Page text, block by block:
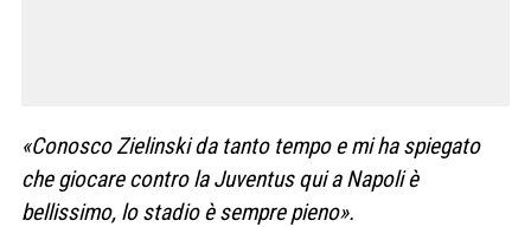
«Conosco Zielinski da tanto tempo e mi ha spiegato
che giocare contro la Juventus qui a Napoli è
bellissimo, lo stadio è sempre pieno».